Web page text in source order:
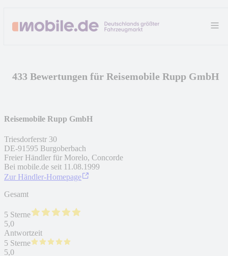
433 Bewertungen für Reisemobile Rupp GmbH
Reisemobile Rupp GmbH
Triesdorferstr 30
DE-91595 Burgoberbach
Freier Händler für Morelo, Concorde
Bei mobile.de seit 11.08.1999
Zur Händler-Homepage
Gesamt
5 Sterne
5,0
Antwortzeit
5 Sterne
5,0